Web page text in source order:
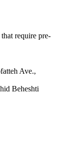
require pre-
Ave.,
Beheshti